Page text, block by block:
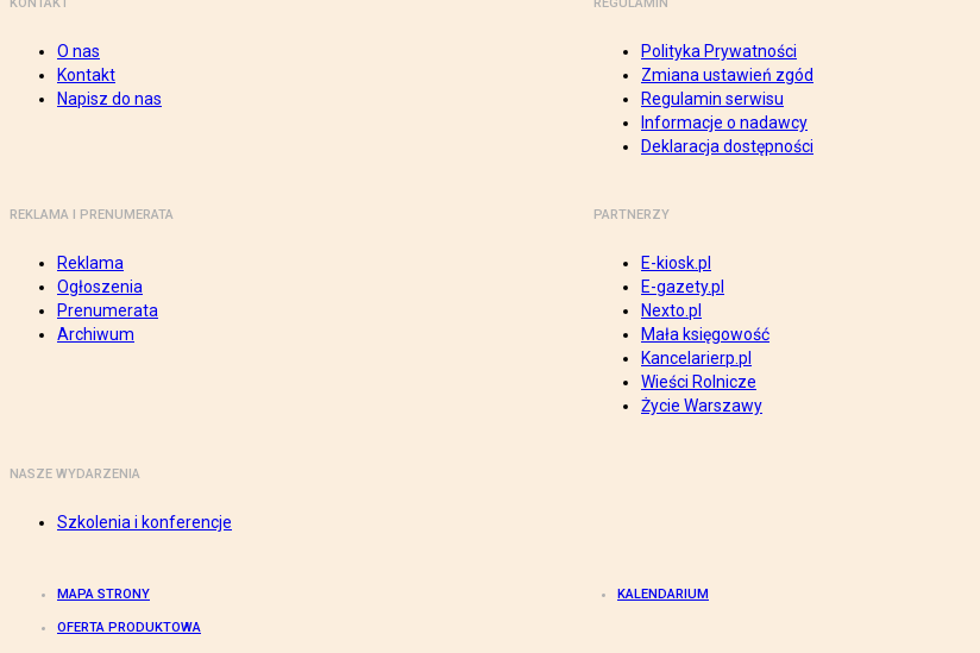
O nas
Kontakt
Napisz do nas
Polityka Prywatności
Zmiana ustawień zgód
Regulamin serwisu
Informacje o nadawcy
Deklaracja dostępności
REKLAMA I PRENUMERATA
Reklama
Ogłoszenia
Prenumerata
Archiwum
PARTNERZY
E-kiosk.pl
E-gazety.pl
Nexto.pl
Mała księgowość
Kancelarierp.pl
Wieści Rolnicze
Życie Warszawy
NASZE WYDARZENIA
Szkolenia i konferencje
MAPA STRONY KALENDARIUM
OFERTA PRODUKTOWA